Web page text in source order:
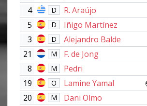
4 D R. Araújo
5 D Iñigo Martínez
3 D Alejandro Balde
21 M F. de Jong
8 M Pedri
19 O Lamine Yamal
20 M Dani Olmo